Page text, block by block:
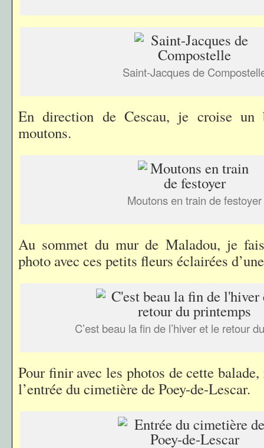
Saint-Jacques de
En direction de Cescau, je croise un
moutons.
Moutons en train de festoyer
Au sommet du mur de Maladou, je
photo avec ces petits fleurs éclairées
C’est beau la fin de l’hiver et le retour
Pour finir avec les photos de cette
l’entrée du cimetière de Poey-de-Lescar.